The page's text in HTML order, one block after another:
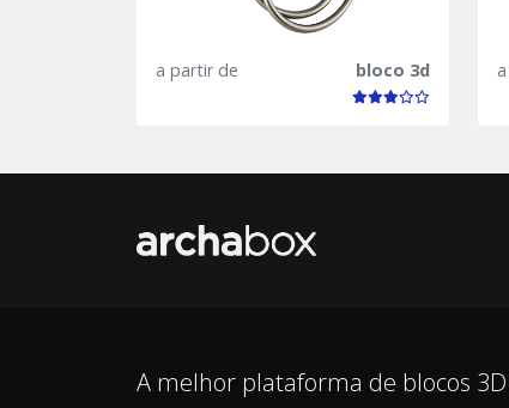
a partir de bloco 3d
A melhor plataforma de blocos